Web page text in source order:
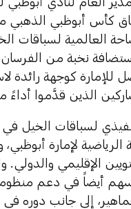
كأس أبوظبي الذهبي
العالمية لسباقات
نخبة من
كوجهة رائدة
الذين قدَّموا أداءً
لسباقات
الرياضية لإمارة
الإقليمي
أيضاً في دعم
إلى جانب دوره في